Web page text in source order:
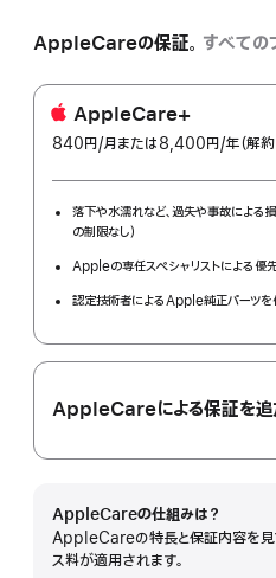
AppleCareの保証。 すべての
AppleCare+
840円/月per
または8,400円/年年
（解
落下や水濡れなど、過失や事故による
の制限なし）
Appleの専任スペシャリストによる優
認定技術者によるApple純正パーツを
AppleCareによる保証を追
AppleCareの仕組みは？
AppleCareの特長と保証内容を見
ス料が適用されます。